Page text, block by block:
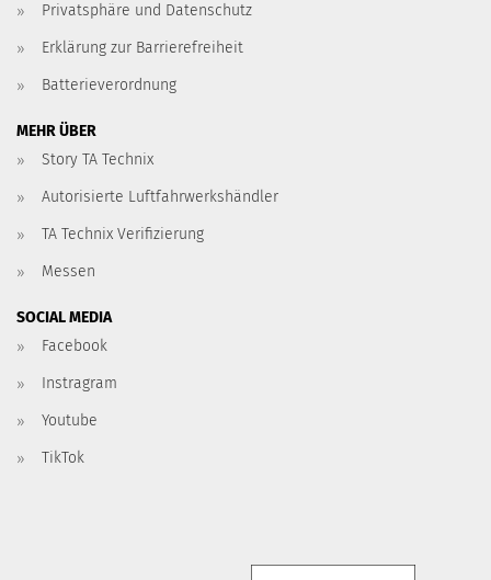
Privatsphäre und Datenschutz
Erklärung zur Barrierefreiheit
Batterieverordnung
MEHR ÜBER
Story TA Technix
Autorisierte Luftfahrwerkshändler
TA Technix Verifizierung
Messen
SOCIAL MEDIA
Facebook
Instragram
Youtube
TikTok